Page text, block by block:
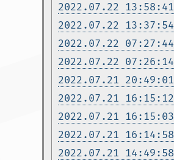
2022.07.22 13:58:41
2022.07.22 13:37:54
2022.07.22 07:27:44
2022.07.22 07:26:14
2022.07.21 20:49:01
2022.07.21 16:15:12
2022.07.21 16:15:03
2022.07.21 16:14:58
2022.07.21 14:49:58